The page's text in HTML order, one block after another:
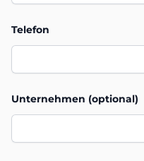
Telefon
Unternehmen (optional)